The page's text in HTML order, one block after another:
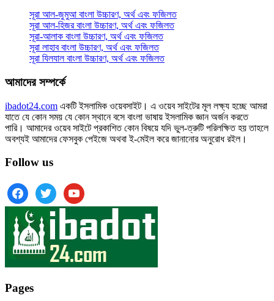
সূরা আল-জুমুআ বাংলা উচ্চারণ, অর্থ এবং ফজিলত
সূরা আল-হিজর বাংলা উচ্চারণ, অর্থ এবং ফজিলত
সূরা-আলাক বাংলা উচ্চারণ, অর্থ এবং ফজিলত
সূরা লাহাব‌‌‌ বাংলা উচ্চারণ, অর্থ এবং ফজিলত
সূরা যিলযাল বাংলা উচ্চারণ, অর্থ এবং ফজিলত
আমাদের সম্পর্কে
ibadot24.com একটি ইসলামিক ওয়েবসাইট। এ ওয়েব সাইটের মূল লক্ষ্য হচ্ছে আমরা
যাতে যে কোন সময় যে কোন স্থানে বসে বাংলা ভাষায় ইসলামিক জ্ঞান অর্জন করতে
পারি। আমাদের ওয়েব সাইটে প্রকাশিত কোন বিষয়ে যদি ভুল-ত্রুটি পরিলক্ষিত হয় তাহলে
অবশ্যই আমাদের ফেসবুক পেইজে অথবা ই-মেইল করে জানানোর অনুরোধ রইল।
Follow us
facebooktwitter youtube
Pages